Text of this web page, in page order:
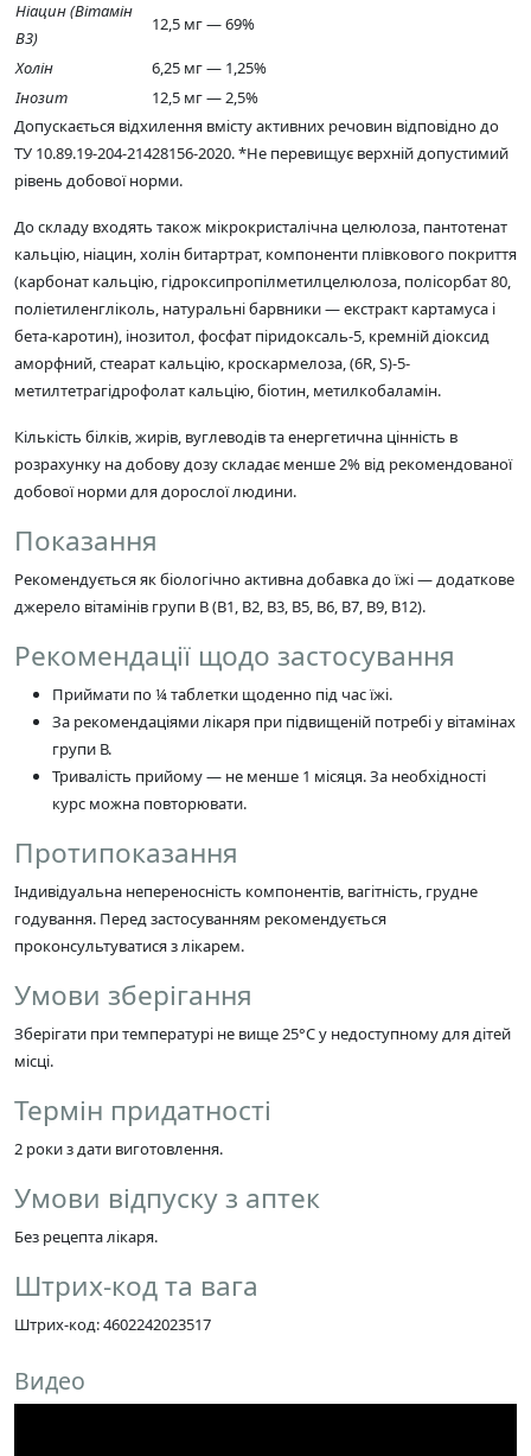
Ніацин (Вітамін
В3)
12,5 мг — 69%
Холін
6,25 мг — 1,25%
Інозит
12,5 мг — 2,5%
Допускається відхилення вмісту активних речовин відповідно до
ТУ 10.89.19-204-21428156-2020. *Не перевищує верхній допустимий
рівень добової норми.
До складу входять також мікрокристалічна целюлоза, пантотенат
кальцію, ніацин, холін битартрат, компоненти плівкового покриття
(карбонат кальцію, гідроксипропілметилцелюлоза, полісорбат 80,
поліетиленгліколь, натуральні барвники — екстракт картамуса і
бета-каротин), інозитол, фосфат піридоксаль-5, кремній діоксид
аморфний, стеарат кальцію, кроскармелоза, (6R, S)-5-
метилтетрагідрофолат кальцію, біотин, метилкобаламін.
Кількість білків, жирів, вуглеводів та енергетична цінність в
розрахунку на добову дозу складає менше 2% від рекомендованої
добової норми для дорослої людини.
Показання
Рекомендується як біологічно активна добавка до їжі — додаткове
джерело вітамінів групи В (В1, В2, В3, В5, В6, В7, В9, В12).
Рекомендації щодо застосування
Приймати по ¼ таблетки щоденно під час їжі.
За рекомендаціями лікаря при підвищеній потребі у вітамінах
групи В.
Тривалість прийому — не менше 1 місяця. За необхідності
курс можна повторювати.
Протипоказання
Індивідуальна непереносність компонентів, вагітність, грудне
годування. Перед застосуванням рекомендується
проконсультуватися з лікарем.
Умови зберігання
Зберігати при температурі не вище 25°C у недоступному для дітей
місці.
Термін придатності
2 роки з дати виготовлення.
Умови відпуску з аптек
Без рецепта лікаря.
Штрих-код та вага
Штрих-код: 4602242023517
Видео